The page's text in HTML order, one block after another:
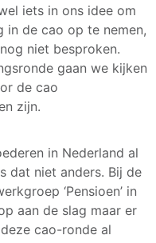
iets in ons idee om
in de cao op te nemen,
niet besproken.
gaan we kijken
de cao
zijn.
in Nederland al
dat niet anders. Bij de
‘Pensioen’ in
aan de slag maar er
cao-ronde al